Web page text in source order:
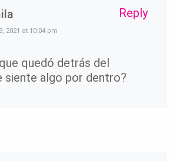
2021 at 10:04 pm
quedó detrás del
siente algo por dentro?
Reply